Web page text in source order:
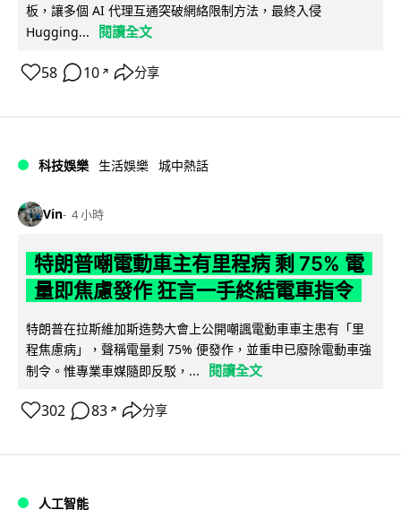
板，讓多個 AI 代理互通突破網絡限制方法，最終入侵
Hugging...
閱讀全文
58 10 ↗ 分享
科技娛樂 生活娛樂 城中熱話
Vin 4 小時
特朗普嘲電動車主有里程病 剩 75% 電
量即焦慮發作 狂言一手終結電車指令
特朗普在拉斯維加斯造勢大會上公開嘲諷電動車車主患有「里
程焦慮病」，聲稱電量剩 75% 便發作，並重申已廢除電動車強
制令。惟專業車媒隨即反駁，...
閱讀全文
302 83 ↗ 分享
人工智能